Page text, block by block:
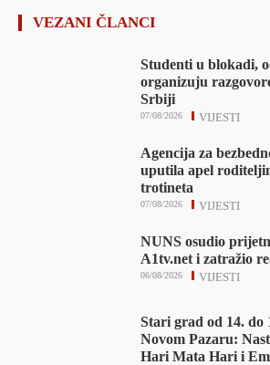
VEZANI ČLANCI
Studenti u blokadi,
organizuju
Srbiji
VIJESTI
07/08/2026
Agencija za
uputila apel
trotineta
VIJESTI
07/08/2026
NUNS osudio
A1tv.net i zatražio
VIJESTI
06/08/2026
Stari grad od 14. do
Novom Pazaru:
Hari Mata Hari i